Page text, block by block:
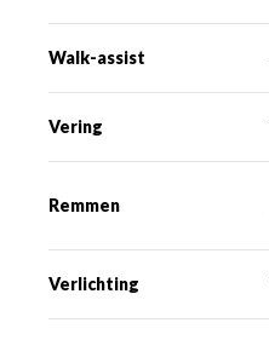
Walk-assist
Vering
Remmen
Verlichting